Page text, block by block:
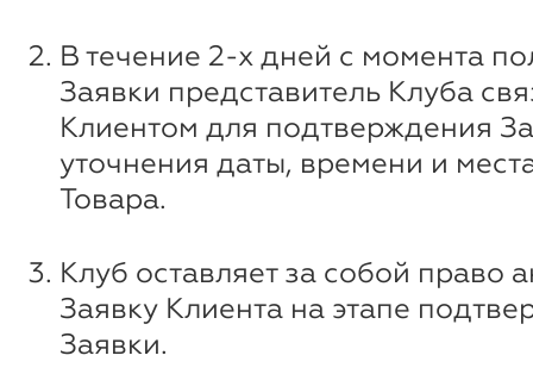
В течение 2-х дней с момента
Заявки представитель Клуба
Клиентом для подтверждения
уточнения даты, времени и
Товара.
Клуб оставляет за собой право
Заявку Клиента на этапе
Заявки.